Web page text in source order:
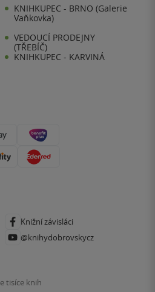
KNIHKUPEC - BRNO (Galerie
Vaňkovka)
VEDOUCÍ PRODEJNY
(TŘEBÍČ)
KNIHKUPEC - KARVINÁ
Knižní závisláci
@knihydobrovskycz
tisíce knih